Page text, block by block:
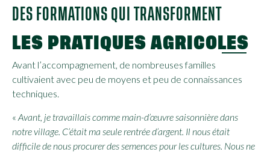
DES FORMATIONS QUI TRANSFORMENT
LES PRATIQUES AGRICOLES
Avant l’accompagnement, de nombreuses familles
cultivaient avec peu de moyens et peu de connaissances
techniques.
« Avant, je travaillais comme main-d’œuvre saisonnière dans
notre village. C’était ma seule rentrée d’argent. Il nous était
difficile de nous procurer des semences pour les cultures. Nous ne